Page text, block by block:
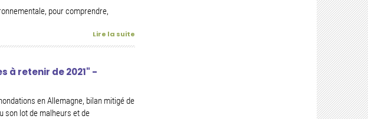
pour comprendre,
Lire la suite
à retenir de 2021" -
en Allemagne, bilan mitigé de
son lot de malheurs et de